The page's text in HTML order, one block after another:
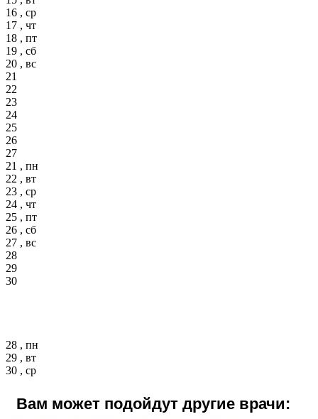
16 , ср
17 , чт
18 , пт
19 , сб
20 , вс
21
22
23
24
25
26
27
21 , пн
22 , вт
23 , ср
24 , чт
25 , пт
26 , сб
27 , вс
28
29
30
28 , пн
29 , вт
30 , ср
Вам может подойдут другие врачи: